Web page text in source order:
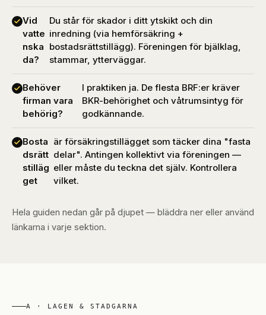
Vid
vatte
nska
da?
Du står för skador i ditt ytskikt och din
inredning (via hemförsäkring +
bostadsrättstillägg). Föreningen för bjälklag,
stammar, ytterväggar.
Behöver
firman vara
behörig?
I praktiken ja. De flesta BRF:er kräver
BKR-behörighet och våtrumsintyg för
godkännande.
Bosta
dsrätt
stilläg
get
är försäkringstillägget som täcker dina "fasta
delar". Antingen kollektivt via föreningen —
eller måste du teckna det själv. Kontrollera
vilket.
Hela guiden nedan går på djupet — bläddra ner eller använd
länkarna i varje sektion.
A · LAGEN & STADGARNA